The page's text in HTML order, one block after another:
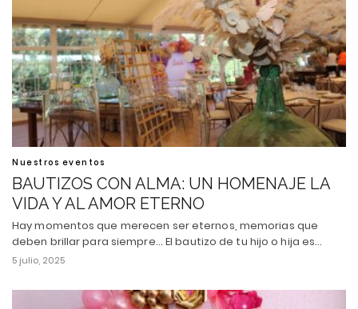
Nuestros eventos
BAUTIZOS CON ALMA: UN HOMENAJE LA
VIDA Y AL AMOR ETERNO
Hay momentos que merecen ser eternos, memorias que
deben brillar para siempre... El bautizo de tu hijo o hija es…
5 julio, 2025